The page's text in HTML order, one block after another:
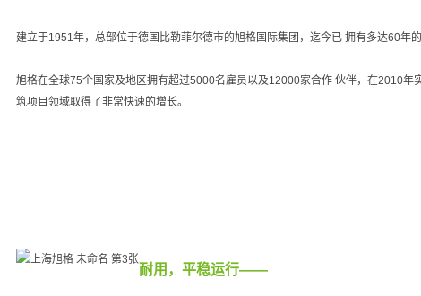
建立于1951年，总部位于德国比勒菲尔德市的旭格国际集团，迄今已 拥有多达60年的
旭格在全球75个国家及地区拥有超过5000名雇员以及12000家合作 伙伴，在2010
筑项目领域取得了非常快速的增长。
耐用，平稳运行——